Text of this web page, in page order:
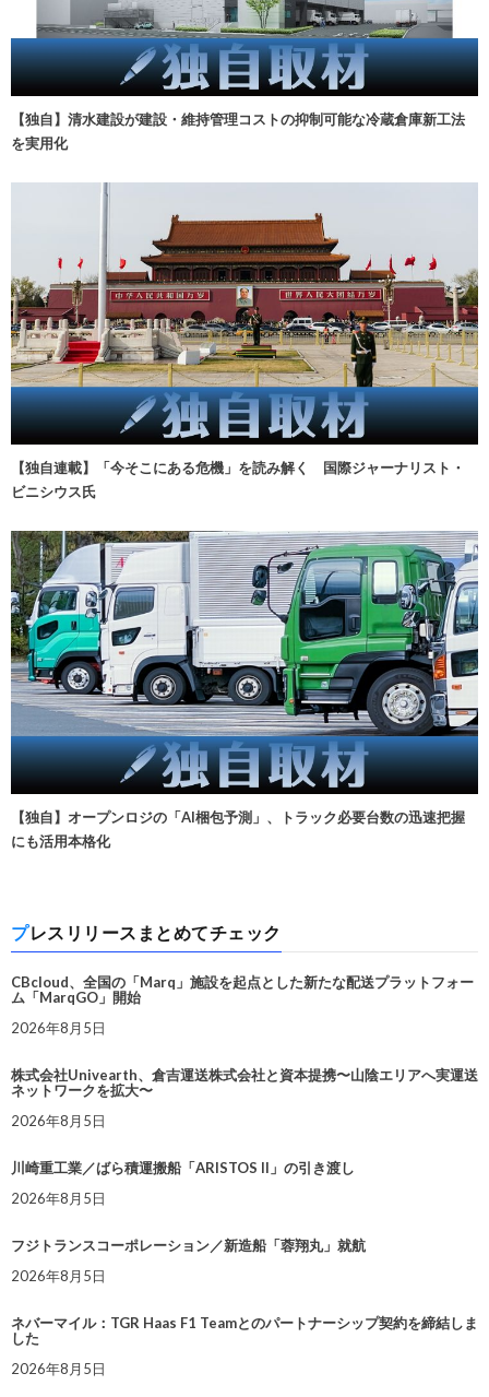
【独自】清水建設が建設・維持管理コストの抑制可能な冷蔵倉庫新工法
を実用化
【独自連載】「今そこにある危機」を読み解く 国際ジャーナリスト・
ビニシウス氏
【独自】オープンロジの「AI梱包予測」、トラック必要台数の迅速把握
にも活用本格化
プレスリリースまとめてチェック
CBcloud、全国の「Marq」施設を起点とした新たな配送プラットフォー
ム「MarqGO」開始
2026年8月5日
株式会社Univearth、倉吉運送株式会社と資本提携〜山陰エリアへ実運送
ネットワークを拡大〜
2026年8月5日
川崎重工業／ばら積運搬船「ARISTOS II」の引き渡し
2026年8月5日
フジトランスコーポレーション／新造船「蓉翔丸」就航
2026年8月5日
ネバーマイル：TGR Haas F1 Teamとのパートナーシップ契約を締結しま
した
2026年8月5日